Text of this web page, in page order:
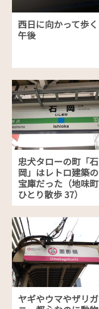
西日に向かって歩く
午後
忠犬タローの町「石
岡」はレトロ建築の
宝庫だった（地味町
ひとり散歩 37）
ヤギやウマやザリガ